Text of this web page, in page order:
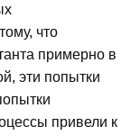
что
примерно в
эти попытки
привели к